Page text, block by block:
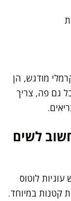
מודגש, הן
גם פה, צריך
לשים
לוטוס
קטנות במיוחד.